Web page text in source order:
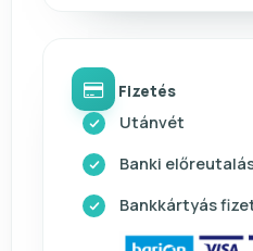
Fizetés
Utánvét
Banki
Bankkártyás